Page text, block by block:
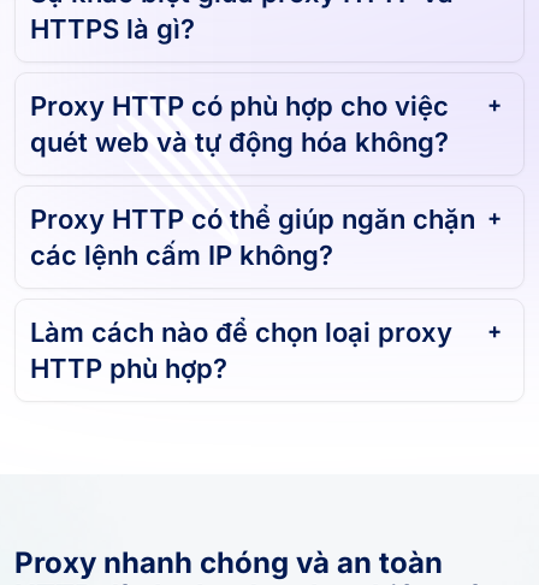
HTTPS là gì?
Proxy HTTP có phù hợp cho việc
quét web và tự động hóa không?
Proxy HTTP có thể giúp ngăn chặn
các lệnh cấm IP không?
Làm cách nào để chọn loại proxy
HTTP phù hợp?
Proxy nhanh chóng và an toàn